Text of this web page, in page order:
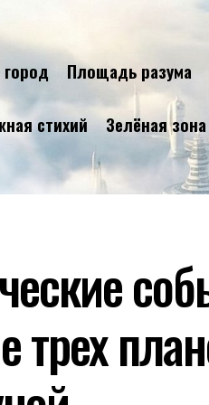
Площадь разума
стихий Зелёная зона
трех